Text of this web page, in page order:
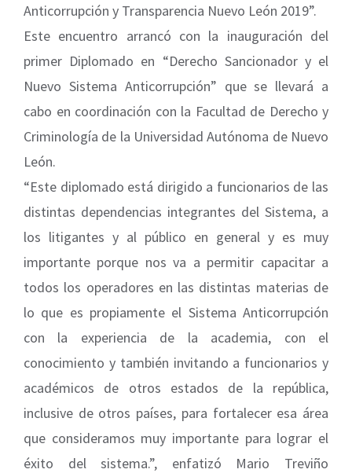
Anticorrupción y Transparencia Nuevo León 2019”.
Este encuentro arrancó con la inauguración del
primer Diplomado en “Derecho Sancionador y el
Nuevo Sistema Anticorrupción” que se llevará a
cabo en coordinación con la Facultad de Derecho y
Criminología de la Universidad Autónoma de Nuevo
León.
“Este diplomado está dirigido a funcionarios de las
distintas dependencias integrantes del Sistema, a
los litigantes y al público en general y es muy
importante porque nos va a permitir capacitar a
todos los operadores en las distintas materias de
lo que es propiamente el Sistema Anticorrupción
con la experiencia de la academia, con el
conocimiento y también invitando a funcionarios y
académicos de otros estados de la república,
inclusive de otros países, para fortalecer esa área
que consideramos muy importante para lograr el
éxito del sistema.”, enfatizó Mario Treviño